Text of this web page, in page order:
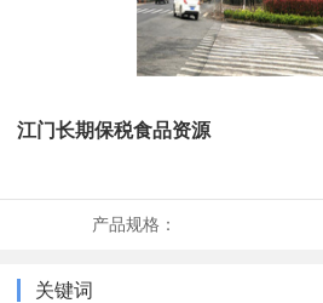
江门长期保税食品资源
产品规格：
关键词